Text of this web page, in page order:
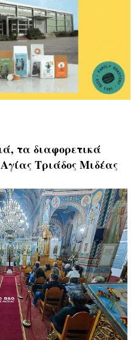
τα διαφορετικά
Τριάδος Μιδέας